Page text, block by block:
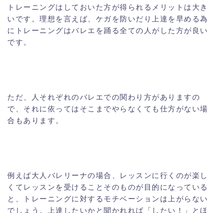
トレーニングはしておいた方が得られるメリットは大き
いです。理想を言えば、ケガを防いだり上達を早める為
にトレーニングはバレエを踊る全ての人がした方が良い
です。
ただ、人それぞれのバレエでの関わり方がありますの
で、それに依ってはそこまでやらなくても仕方がない場
合もあります。
例えば大人バレリーナの場合、レッスンに行くのが楽し
くてレッスンを受けることそのものが目的になっている
と、トレーニングに対するモチベーションは上がらない
でしょう。上達したいかと聞かれれば「したい！」とほ